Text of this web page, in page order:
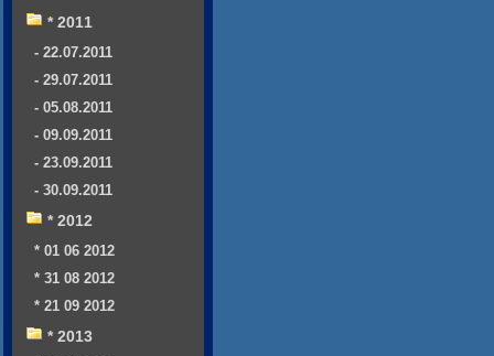
* 2011
- 22.07.2011
- 29.07.2011
- 05.08.2011
- 09.09.2011
- 23.09.2011
- 30.09.2011
* 2012
* 01 06 2012
* 31 08 2012
* 21 09 2012
* 2013